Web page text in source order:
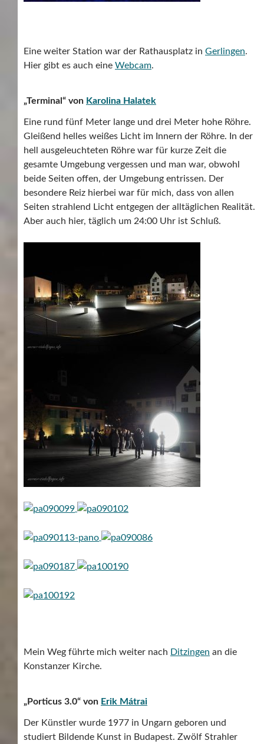
Eine weiter Station war der Rathausplatz in Gerlingen.
Hier gibt es auch eine Webcam.
„Terminal“ von Karolina Halatek
Eine rund fünf Meter lange und drei Meter hohe Röhre.
Gleißend helles weißes Licht im Innern der Röhre. In der
hell ausgeleuchteten Röhre war für kurze Zeit die
gesamte Umgebung vergessen und man war, obwohl
beide Seiten offen, der Umgebung entrissen. Der
besondere Reiz hierbei war für mich, dass von allen
Seiten strahlend Licht entgegen der alltäglichen Realität.
Aber auch hier, täglich um 24:00 Uhr ist Schluß.
Mein Weg führte mich weiter nach Ditzingen an die
Konstanzer Kirche.
„Porticus 3.0“ von Erik Mátrai
Der Künstler wurde 1977 in Ungarn geboren und
studiert Bildende Kunst in Budapest. Zwölf Strahler